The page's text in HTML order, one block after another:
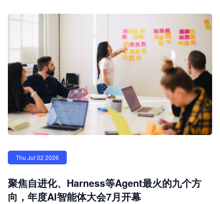
Thu Jul 02 2026
聚焦自进化、Harness等Agent最火的九个方
向，年度AI智能体大会7月开幕